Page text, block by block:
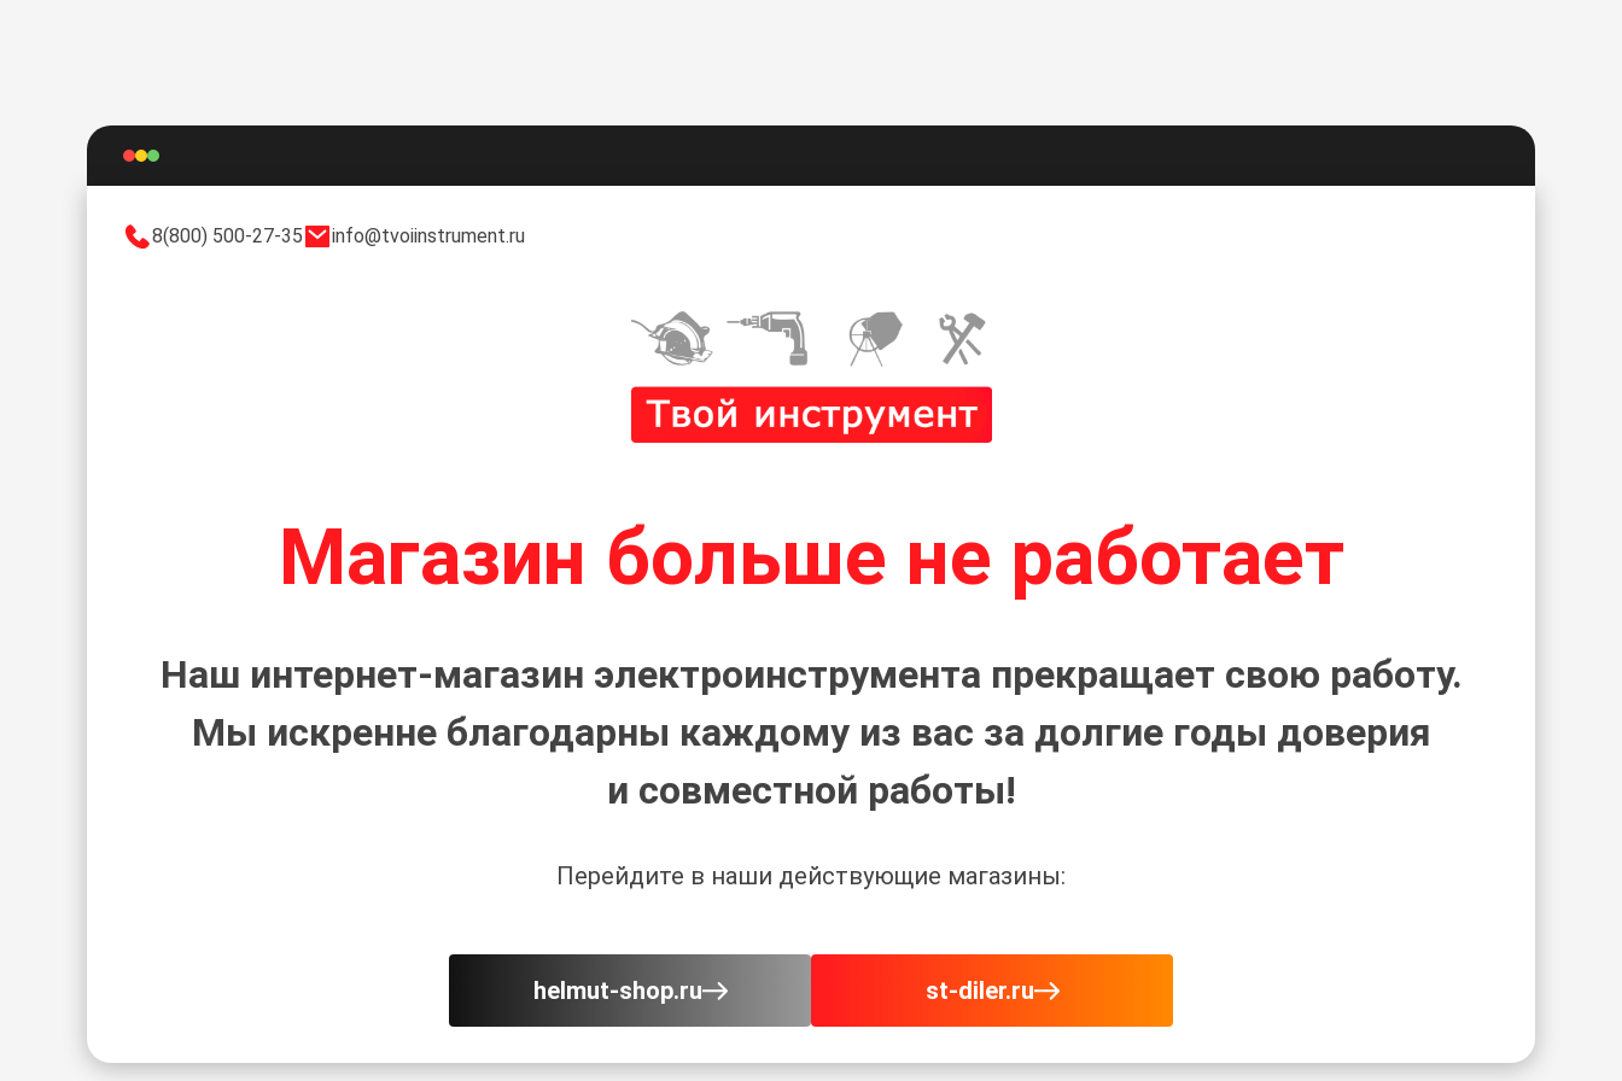
8(800) 500-27-35 info@tvoiinstrument.ru
Магазин больше не работает
Наш интернет-магазин электроинструмента прекращает свою работу.
Мы искренне благодарны каждому из вас за долгие годы доверия
и совместной работы!
Перейдите в наши действующие магазины:
helmut-shop.ru st-diler.ru